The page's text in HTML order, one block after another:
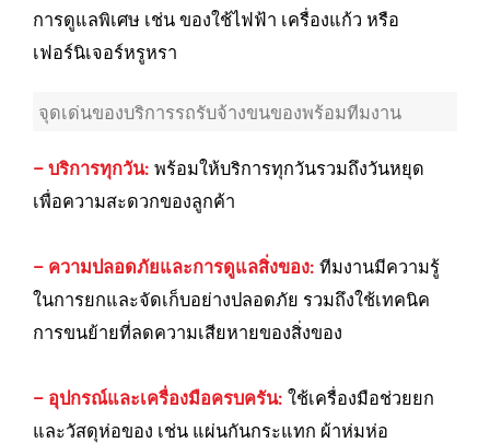
การดูแลพิเศษ เช่น ของใช้ไฟฟ้า เครื่องแก้ว หรือ
เฟอร์นิเจอร์หรูหรา
จุดเด่นของบริการรถรับจ้างขนของพร้อมทีมงาน
– บริการทุกวัน: พร้อมให้บริการทุกวันรวมถึงวันหยุด
เพื่อความสะดวกของลูกค้า
– ความปลอดภัยและการดูแลสิ่งของ: ทีมงานมีความรู้
ในการยกและจัดเก็บอย่างปลอดภัย รวมถึงใช้เทคนิค
การขนย้ายที่ลดความเสียหายของสิ่งของ
– อุปกรณ์และเครื่องมือครบครัน: ใช้เครื่องมือช่วยยก
และวัสดุห่อของ เช่น แผ่นกันกระแทก ผ้าห่มห่อ